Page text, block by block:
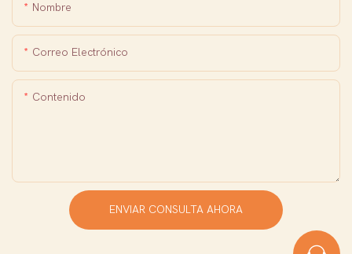
Nombre
Correo Electrónico
Contenido
ENVIAR CONSULTA AHORA